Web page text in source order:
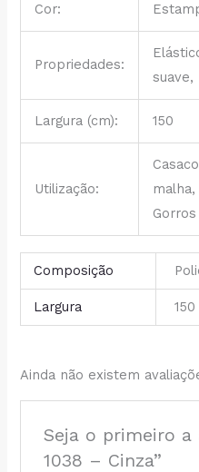
Cor:
Propriedades:
suave,
Largura (cm): 150
Utilização:
Composição
Largura 150
Ainda não existem
Seja o primeiro a
1038 – Cinza”